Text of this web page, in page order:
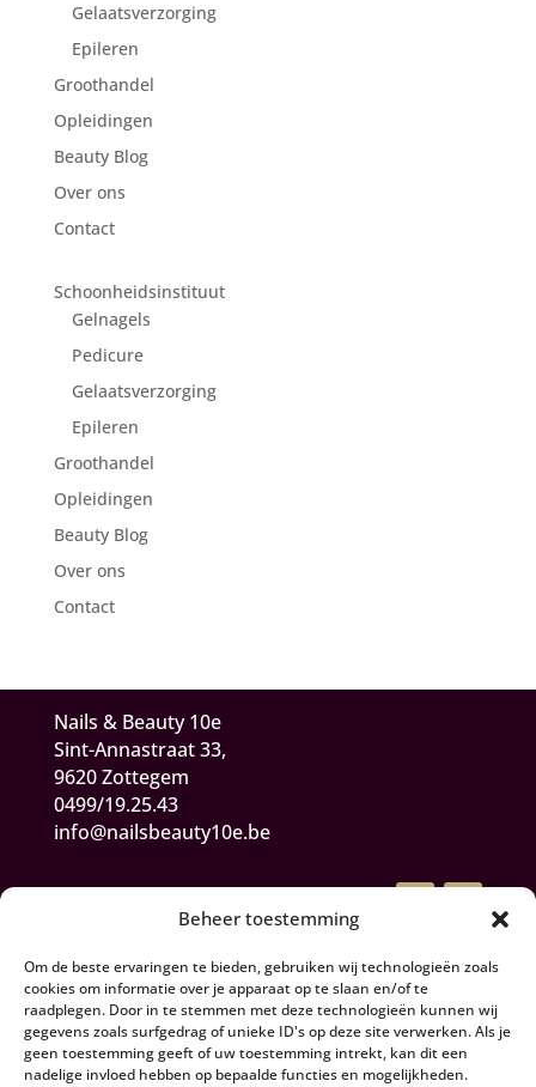
Beheer toestemming
Om de beste ervaringen te bieden, gebruiken wij technologieën zoals
cookies om informatie over je apparaat op te slaan en/of te
raadplegen. Door in te stemmen met deze technologieën kunnen wij
gegevens zoals surfgedrag of unieke ID's op deze site verwerken. Als je
geen toestemming geeft of uw toestemming intrekt, kan dit een
nadelige invloed hebben op bepaalde functies en mogelijkheden.
Gelaatsverzorging
Epileren
Groothandel
Opleidingen
Beauty Blog
Over ons
Contact
Schoonheidsinstituut
Gelnagels
Pedicure
Gelaatsverzorging
Epileren
Groothandel
Opleidingen
Beauty Blog
Over ons
Contact
Nails & Beauty 10e
Sint-Annastraat 33,
9620 Zottegem
0499/19.25.43
info@nailsbeauty10e.be
Algemene Voorwaarden